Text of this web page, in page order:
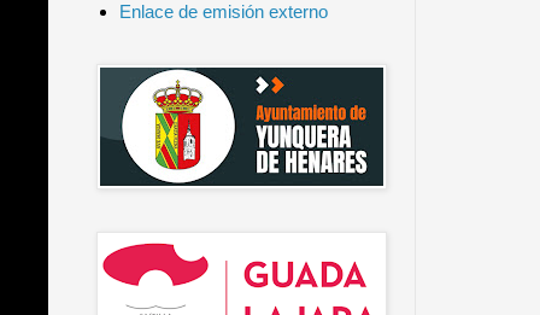
Enlace de emisión externo